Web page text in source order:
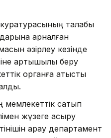
талабы
арналған
әзірлеу кезінде
артықшылық беру
органға қатысты
мемлекеттік сатып
жүзеге асыру
қарау департамент